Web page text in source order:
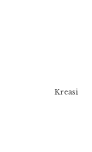
Kreasi